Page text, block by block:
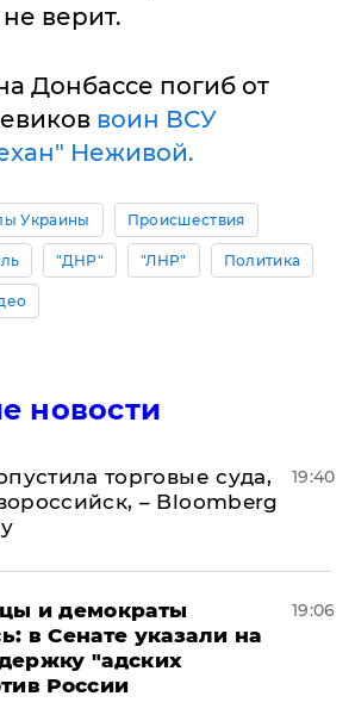
верит.
Донбассе погиб от
воин ВСУ
Неживой.
Украины Происшествия
"ДНР" "ЛНР" Политика
новости
торговые суда,
– Bloomberg
19:40
и демократы
в Сенате указали на
"адских
России
19:06